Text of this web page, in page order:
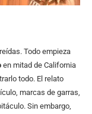
Todo empieza
en mitad de California
todo. El relato
marcas de garras,
Sin embargo,